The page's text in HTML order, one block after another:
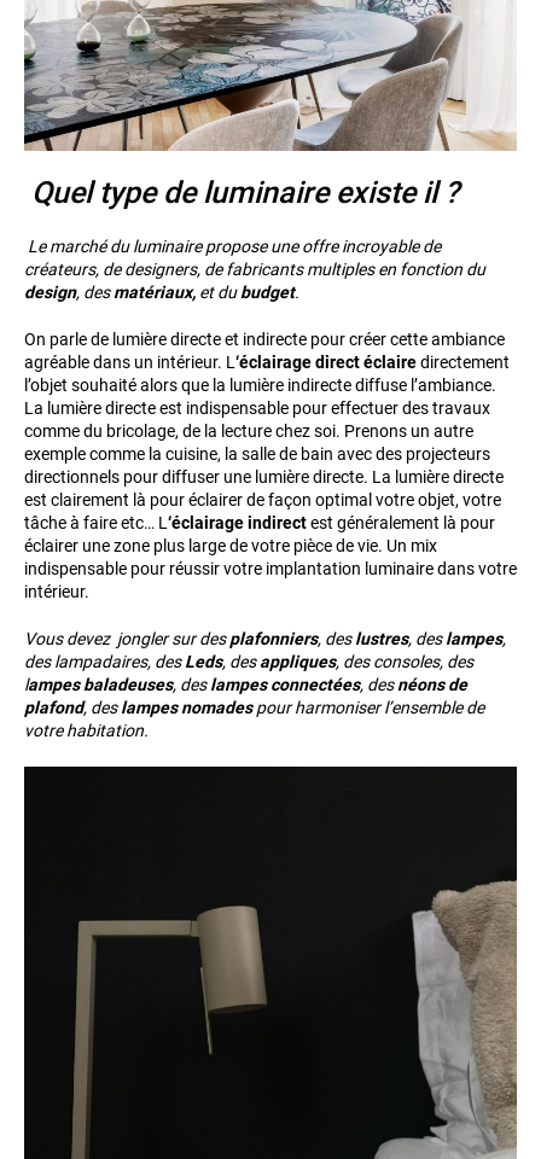
Quel type de luminaire existe il ?
Le marché du luminaire propose une offre incroyable de
créateurs, de designers, de fabricants multiples en fonction du
design, desmatériaux, et dubudget.
On parle de lumière directe et indirecte pour créer cette ambiance
agréable dans un intérieur. L ‘éclairage direct éclairedirectement
l’objet souhaité alors que la lumière indirecte diffuse l’ambiance.
La lumière directe est indispensable pour effectuer des travaux
comme du bricolage, de la lecture chez soi. Prenons un autre
exemple comme la cuisine, la salle de bain avec des projecteurs
directionnels pour diffuser une lumière directe. La lumière directe
est clairement là pour éclairer de façon optimal votre objet, votre
tâche à faire etc… L ‘éclairage indirectest généralement là pour
éclairer une zone plus large de votre pièce de vie. Un mix
indispensable pour réussir votre implantation luminaire dans votre
intérieur.
Vous devez jongler sur desplafonniers, deslustres, deslampes,
des lampadaires, desLeds, desappliques, des consoles, des
lampes baladeuses, deslampes connectées, desnéons de
plafond, deslampes nomadespour harmoniser l’ensemble de
votre habitation.